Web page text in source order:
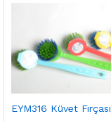
EYM316 Küvet Fırçası